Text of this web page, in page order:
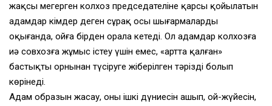
жақсы меңгерген колхоз председателіне қарсы қойылатын
адамдар кімдер деген сұрақ осы шығармаларды
оқығанда, ойға бірден орала кетеді. Ол адамдар колхозға
иә совхозға жұмыс істеу үшін емес, «артта қалған»
бастықты орнынан түсіруге жіберілген тәрізді болып
көрінеді.
Адам образын жасау, оның ішкі дүниесін ашып, ой-жүйесін,